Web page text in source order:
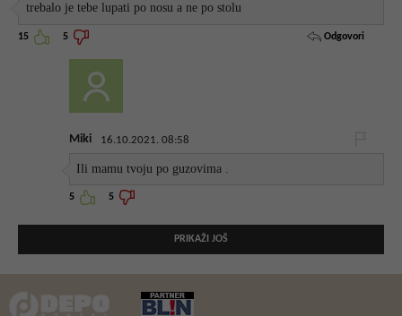
trebalo je tebe lupati po nosu a ne po stolu
15 5 Odgovori
Miki 16.10.2021. 08:58
Ili mamu tvoju po guzovima .
5 5
PRIKAŽI JOŠ